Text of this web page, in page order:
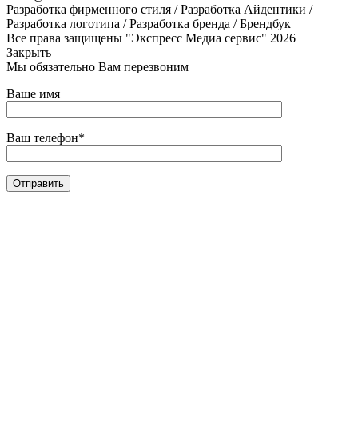
Разработка фирменного стиля / Разработка Айдентики /
Разработка логотипа / Разработка бренда / Брендбук
Все права защищены "Экспресс Медиа сервис" 2026
Закрыть
Мы обязательно Вам перезвоним
Ваше имя
Ваш телефон*